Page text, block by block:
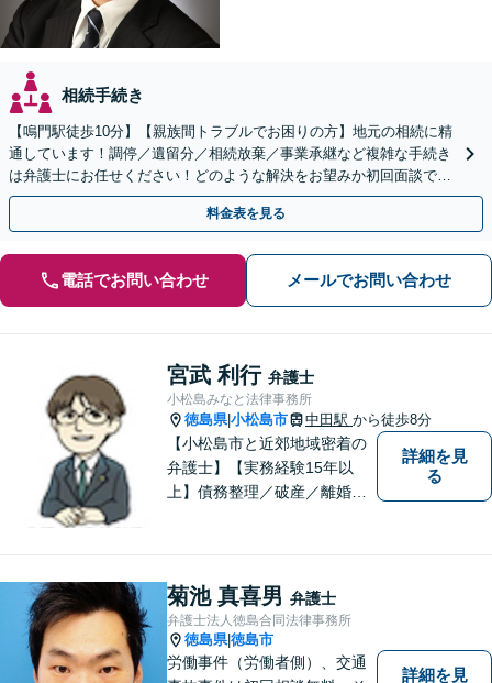
相続手続き
【鳴門駅徒歩10分】【親族間トラブルでお困りの方】地元の相続に精
通しています！調停／遺留分／相続放棄／事業承継など複雑な手続き
は弁護士にお任せください！どのような解決をお望みか初回面談でし
っかりヒアリング。遺言作成もお気軽にご相談ください。
料金表を見る
電話でお問い合わせ メールでお問い合わせ
宮武 利行 弁護士
小松島みなと法律事務所
徳島県|小松島市 中田駅 から徒歩8分
【小松島市と近郊地域密着の
弁護士】【実務経験15年以
上】債務整理／破産／離婚／
幅広くご相談を受付中。実務
経験15年以上の弁護士が誠
実、丁寧に対応致します。
【無料相談あり】
詳細を見
る
菊池 真喜男 弁護士
弁護士法人徳島合同法律事務所
徳島県|徳島市
労働事件（労働者側）、交通
詳細を見